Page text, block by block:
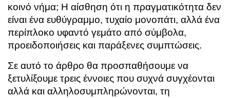
κοινό νήμα; Η αίσθηση ότι η πραγματικότητα δεν
είναι ένα ευθύγραμμο, τυχαίο μονοπάτι, αλλά ένα
περίπλοκο υφαντό γεμάτο από σύμβολα,
προειδοποιήσεις και παράξενες συμπτώσεις.
Σε αυτό το άρθρο θα προσπαθήσουμε να
ξετυλίξουμε τρεις έννοιες που συχνά συγχέονται
αλλά και αλληλοσυμπληρώνονται, τη